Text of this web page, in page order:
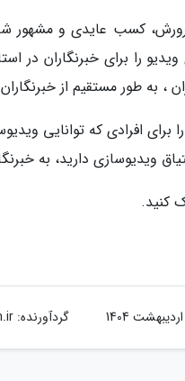
کسب عایدی و مشهور
را برای خبرنگاران در
، به طور مستقیم از
برای افرادی که توانایی
ویدیوسازی دارید، به
کنید.
گردآورنده: